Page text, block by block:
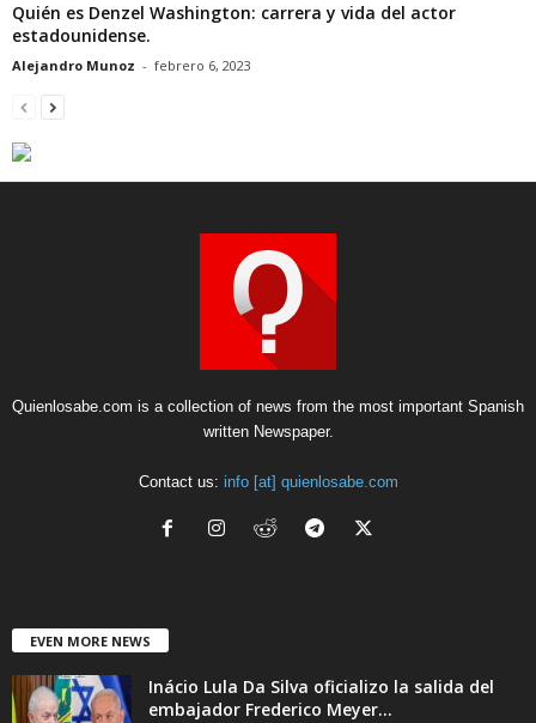
Quién es Denzel Washington: carrera y vida del actor
estadounidense.
Alejandro Munoz - febrero 6, 2023
Quienlosabe.com is a collection of news from the most important Spanish
written Newspaper.
Contact us: info [at] quienlosabe.com
EVEN MORE NEWS
Inácio Lula Da Silva oficializo la salida del
embajador Frederico Meyer...